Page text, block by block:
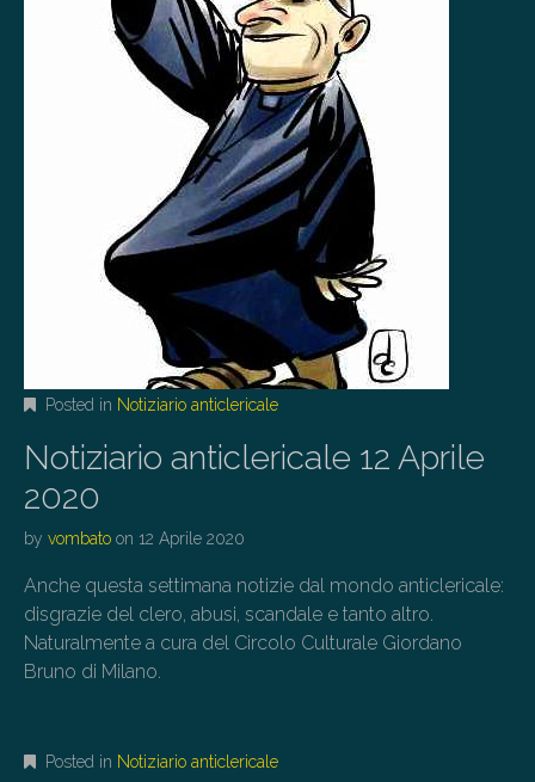
Posted in Notiziario anticlericale
Notiziario anticlericale 12 Aprile
2020
by vombato on 12 Aprile 2020
Anche questa settimana notizie dal mondo anticlericale:
disgrazie del clero, abusi, scandale e tanto altro.
Naturalmente a cura del Circolo Culturale Giordano
Bruno di Milano.
Posted in Notiziario anticlericale